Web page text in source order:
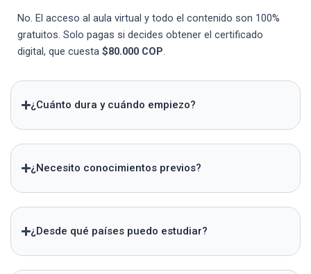
No. El acceso al aula virtual y todo el contenido son 100%
gratuitos. Solo pagas si decides obtener el certificado
digital, que cuesta $80.000 COP.
¿Cuánto dura y cuándo empiezo?
¿Necesito conocimientos previos?
¿Desde qué países puedo estudiar?